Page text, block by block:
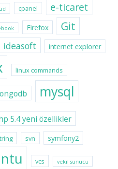
cpanel e-ticaret
Firefox Git
ideasoft internet explorer
linux commands
mysql
5.4 yeni özellikler
svn symfony2
vcs vekil sunucu